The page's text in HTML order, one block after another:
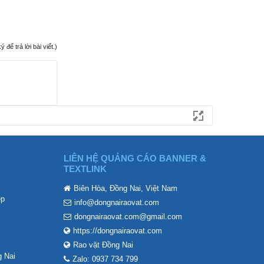
để trả lời bài viết.)
Nai
LIÊN HỆ QUẢNG CÁO BANNER &
TEXTLINK
Biên Hòa, Đồng Nai, Việt Nam
info@dongnairaovat.com
dongnairaovat.com@gmail.com
https://dongnairaovat.com
Rao vặt Đồng Nai
Zalo: 0937 734 799